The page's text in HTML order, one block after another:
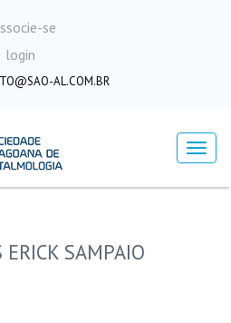
se
login
AL.COM.BR
Menu
SAMPAIO